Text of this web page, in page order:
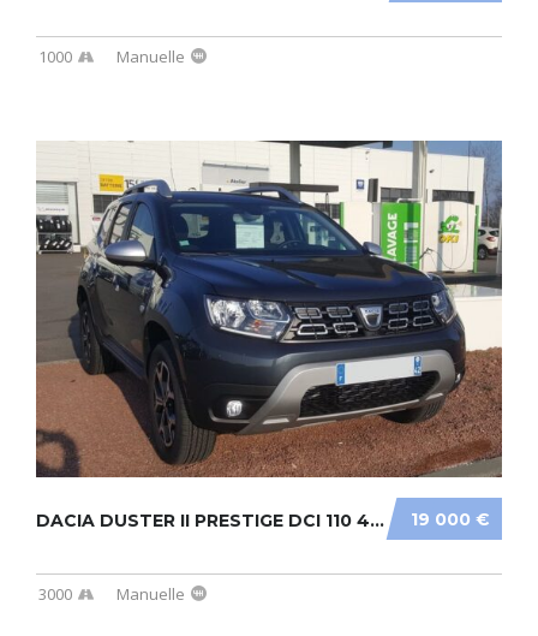
1000 Manuelle
19 000 €
DACIA DUSTER II PRESTIGE DCI 110 4X2
3000 Manuelle